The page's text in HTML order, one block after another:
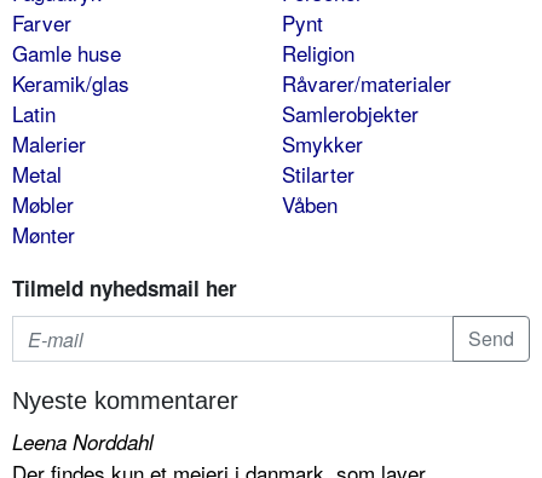
Farver
Gamle huse
Keramik/glas
Latin
Malerier
Metal
Møbler
Mønter
Pynt
Religion
Råvarer/materialer
Samlerobjekter
Smykker
Stilarter
Våben
Tilmeld nyhedsmail her
Nyeste kommentarer
Leena Norddahl